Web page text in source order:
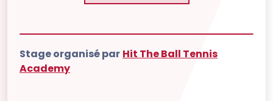
Stage organisé par Hit The Ball Tennis
Academy